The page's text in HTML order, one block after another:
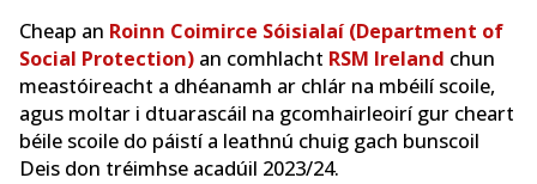
Cheap an Roinn Coimirce Sóisialaí (Department of
Social Protection) an comhlacht RSM Ireland chun
meastóireacht a dhéanamh ar chlár na mbéilí scoile,
agus moltar i dtuarascáil na gcomhairleoirí gur cheart
béile scoile do páistí a leathnú chuig gach bunscoil
Deis don tréimhse acadúil 2023/24.